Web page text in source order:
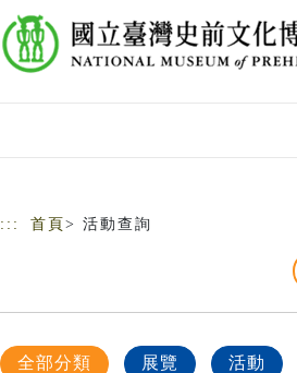
::: 首頁 > 活動查詢
全部分類 展覽 活動